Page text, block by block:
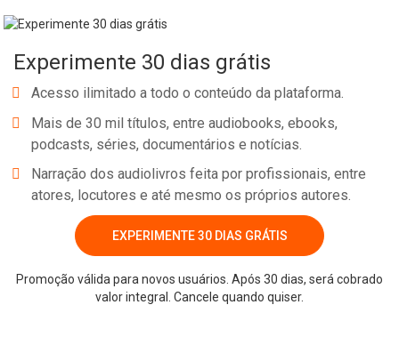
Experimente 30 dias grátis
Acesso ilimitado a todo o conteúdo da plataforma.
Mais de 30 mil títulos, entre audiobooks, ebooks,
podcasts, séries, documentários e notícias.
Narração dos audiolivros feita por profissionais, entre
atores, locutores e até mesmo os próprios autores.
EXPERIMENTE 30 DIAS GRÁTIS
Promoção válida para novos usuários. Após 30 dias, será cobrado
valor integral. Cancele quando quiser.
Whatsapp Facebook Twitter